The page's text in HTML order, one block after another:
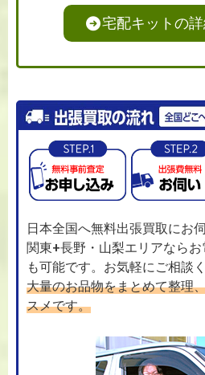
宅配キットの
日本全国へ無料出張買取にお
関東+長野・山梨エリアなら
も可能です。お気軽にご相談く
大量のお品物をまとめて整理
スメです。